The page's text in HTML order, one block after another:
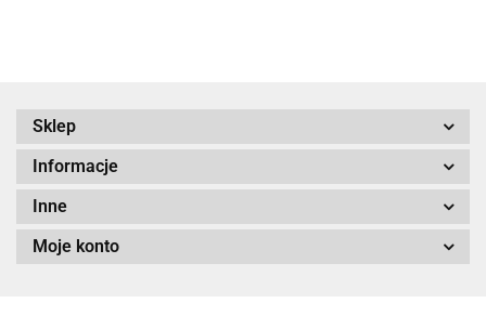
Sklep
Informacje
Inne
Moje konto